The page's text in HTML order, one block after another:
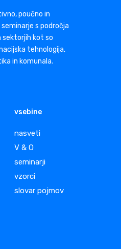
poučno in
s področja
sektorjih kot so
tehnologija,
in komunala.
vsebine
nasveti
V & O
seminarji
vzorci
slovar pojmov